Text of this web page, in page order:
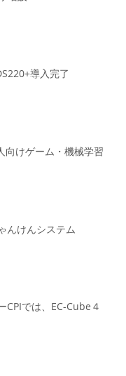
導入完了
向けゲーム・機械学習
んけんシステム
CPIでは、EC-Cube４